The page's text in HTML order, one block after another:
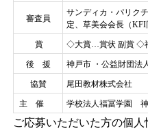
審査員
サンディカ・パリク
定、草美会会長（
賞 ◇大賞…賞状 副賞 ◇
後 援 神戸市 ・公益財団法
協賛 尾田教材株式会社
主 催 学校法人福冨学園
ご応募いただいた方の個